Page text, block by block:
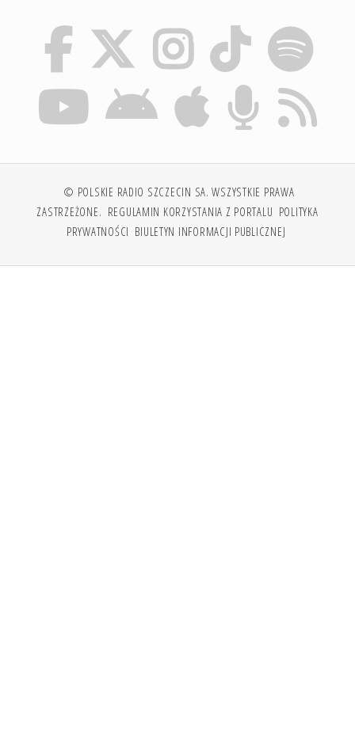
© POLSKIE RADIO SZCZECIN SA. WSZYSTKIE PRAWA
ZASTRZEŻONE. REGULAMIN KORZYSTANIA Z PORTALU POLITYKA
PRYWATNOŚCI BIULETYN INFORMACJI PUBLICZNEJ